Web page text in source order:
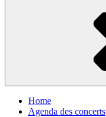
Home
Agenda des concerts